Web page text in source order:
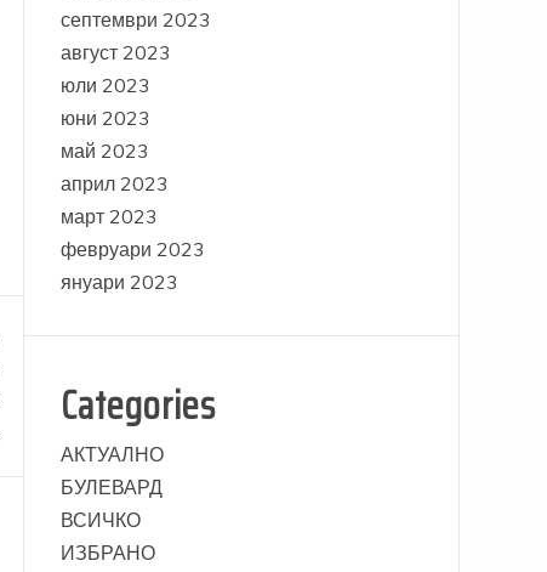
септември 2023
август 2023
юли 2023
юни 2023
май 2023
април 2023
март 2023
февруари 2023
януари 2023
Categories
АКТУАЛНО
БУЛЕВАРД
ВСИЧКО
ИЗБРАНО